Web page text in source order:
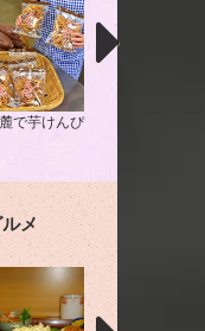
で芋けんぴ
メ